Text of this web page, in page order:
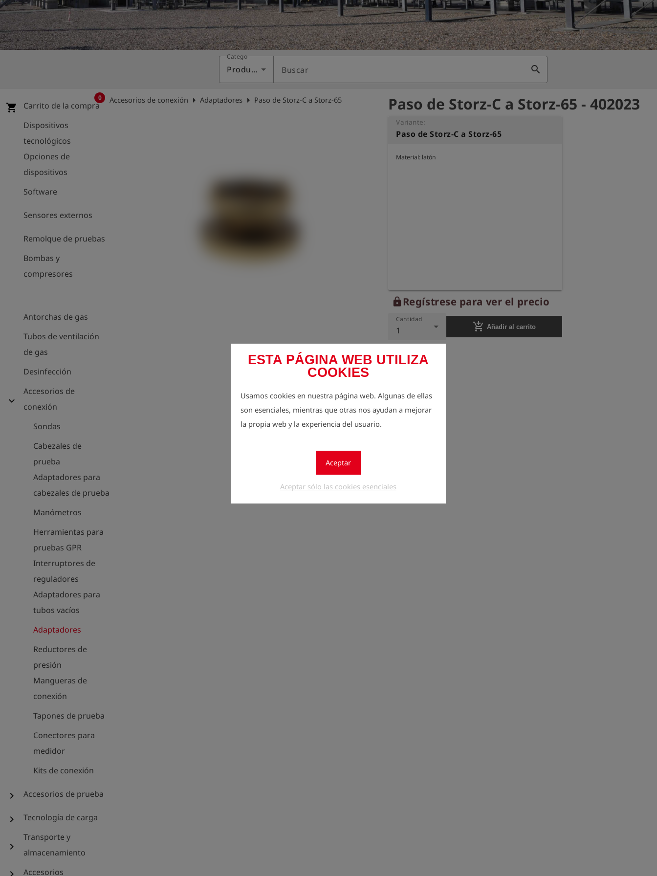
shield Registro
ESTA PÁGINA WEB UTILIZA
COOKIES
Usamos cookies en nuestra página web. Algunas de ellas
son esenciales, mientras que otras nos ayudan a mejorar
la propia web y la experiencia del usuario.
Aceptar
Aceptar sólo las cookies esenciales
Categoría
Productos Buscar search
shopping_cart Carrito de la compra
0
Dispositivos
tecnológicos
Opciones de
dispositivos
Software
Sensores externos
Remolque de pruebas
Bombas y
compresores
Antorchas de gas
Tubos de ventilación
de gas
Desinfección
expand_more
Accesorios de
conexión
Sondas
Cabezales de
prueba
Adaptadores para
cabezales de prueba
Manómetros
Herramientas para
pruebas GPR
Interruptores de
reguladores
Adaptadores para
tubos vacíos
Adaptadores
Reductores de
presión
Mangueras de
conexión
Tapones de prueba
Conectores para
medidor
Kits de conexión
chevron_right Accesorios de prueba
chevron_right Tecnología de carga
chevron_right
Transporte y
almacenamiento
Accesorios
Accesorios de conexión arrow_right Adaptadores arrow_right Paso de Storz-C a Storz-65 Paso de Storz-C a Storz-65 - 402023
Variante:
Paso de Storz-C a Storz-65
Material: latón
lock Regístrese para ver el precio
Cantidad
1 add_shopping_cart Añadir al carrito